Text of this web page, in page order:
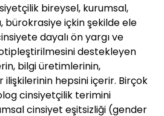
bireysel, kurumsal,
bürokrasiye içkin şekilde ele
dayalı ön yargı ve
destekleyen
bilgi üretimlerinin,
hepsini içerir. Birçok
cinsiyetçilik terimini
cinsiyet eşitsizliği (gender